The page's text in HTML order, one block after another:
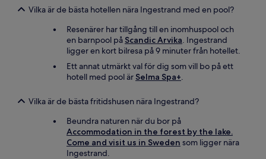
Vilka är de bästa hotellen nära Ingestrand med en pool?
Resenärer har tillgång till en inomhuspool och
en barnpool på Scandic Arvika. Ingestrand
ligger en kort bilresa på 9 minuter från hotellet.
Ett annat utmärkt val för dig som vill bo på ett
hotell med pool är Selma Spa+.
Vilka är de bästa fritidshusen nära Ingestrand?
Beundra naturen när du bor på
Accommodation in the forest by the lake.
Come and visit us in Sweden som ligger nära
Ingestrand.